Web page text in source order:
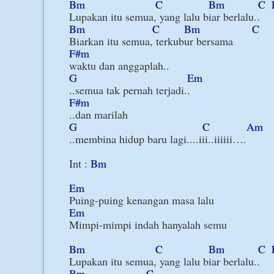
Bm
C Bm C
Bm
C Bm
C
F#m
G
Em
F#m
G
C
Am
..membina hidup baru lagi....iii..iiiiii….
Int : Bm
Em
Em
Mimpi-mimpi indah hanyalah semu
Bm
C Bm C